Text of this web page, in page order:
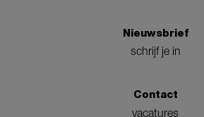
Nieuwsbrief
schrijf je in
Contact
vacatures